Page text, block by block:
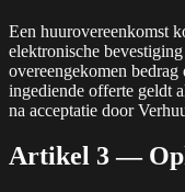
Een huurovereenkomst
elektronische
overeengekomen
ingediende offerte geldt
na acceptatie door
Artikel 3 —